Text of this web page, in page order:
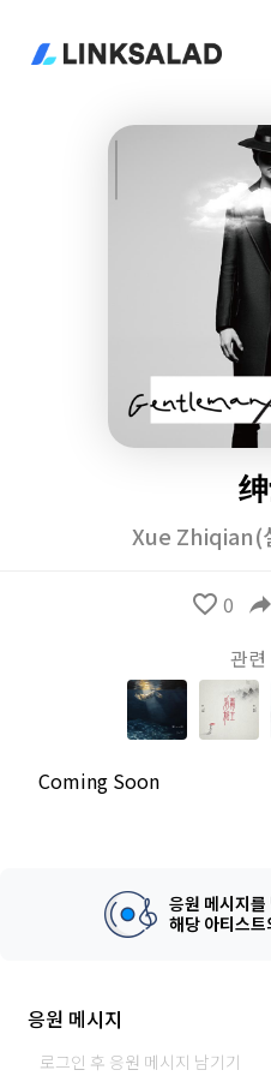
Xue Zhiqian(
favorite_border 0 reply
관련
Coming Soon
응원 메시지
해당 아티스
응원 메시지